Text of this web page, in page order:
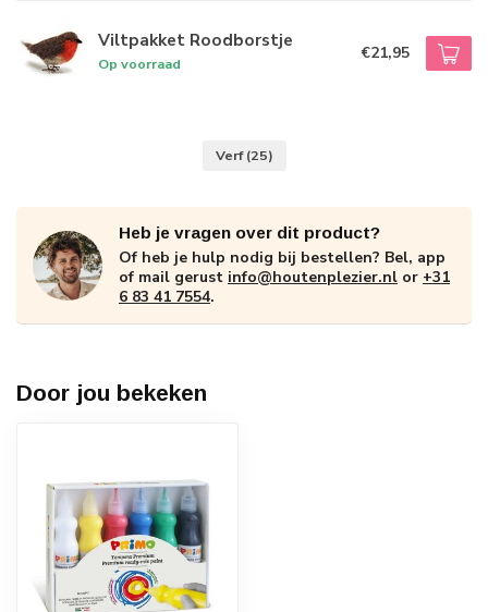
Viltpakket Roodborstje
Op voorraad
€21,95
Verf(25)
Heb je vragen over dit product?
Of heb je hulp nodig bij bestellen? Bel, app
of mail gerust info@houtenplezier.nl or +31
6 83 41 7554.
Door jou bekeken